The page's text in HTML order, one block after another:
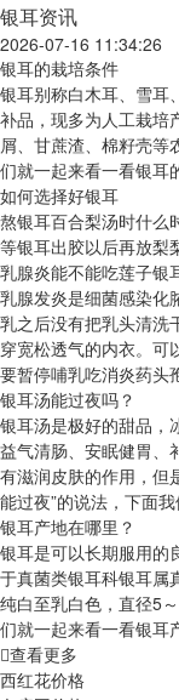
银耳资讯
2026-07-16 11:34:26
银耳的栽培条件
银耳别称白木耳、雪耳
补品，现多为人工栽培
屑、甘蔗渣、棉籽壳等
们就一起来看一看银耳
如何选择好银耳
熬银耳百合梨汤时什么
等银耳出胶以后再放梨
乳腺炎能不能吃莲子银
乳腺发炎是细菌感染化
乳之后没有把乳头清洗
穿宽松透气的内衣。可
要暂停哺乳吃消炎药头
银耳汤能过夜吗？
银耳汤是极好的甜品，
益气清肠、安眠健胃、
有滋润皮肤的作用，但
能过夜”的说法，下面
银耳产地在哪里？
银耳是可以长期服用的
于真菌类银耳科银耳属
纯白至乳白色，直径5
们就一起来看一看银耳
查看更多
西红花价格